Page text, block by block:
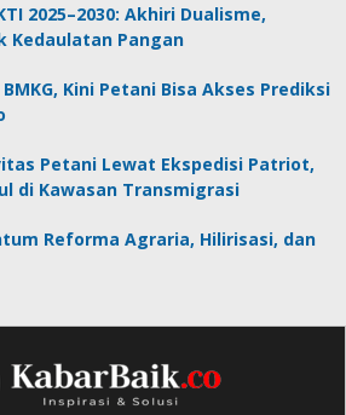
2025–2030: Akhiri Dualisme,
Kedaulatan Pangan
Kini Petani Bisa Akses Prediksi
Petani Lewat Ekspedisi Patriot,
di Kawasan Transmigrasi
Reforma Agraria, Hilirisasi, dan